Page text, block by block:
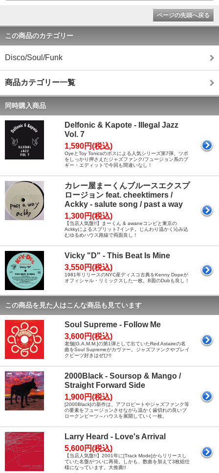
ページの先頭へ戻る
この商品のカテゴリー
Disco/Soul/Funk
商品カテゴリー一覧
同時購入商品
Delfonic & Kapote - Illegal Jazz
Vol. 7
1,590円(税込)
OyeとToy Tonicsのボスによる人気シリーズ第7弾。ツボ
をしっかり押さえたジャズファンク/フュージョン系のブ
ギー・エディットで今回も間違いなし！
カレー屋まーくんブルースエクスプ
ロージョン feat. cheektimers /
Ackky - salute song / past a way
1,300円(税込)
【当店人気盤!!】まーくん & awaneコンビと東京の
Ackkyによるスプリット7インチ。じんわり温かく沁み込
むゆるめハウス路線で両面良し！
Vicky "D" - This Beat Is Mine
3,550円(税込)
1981年リリースのNYC産ディスコ古典をKenny Dopeが
オフィシャル・リミックスした一枚。B面のDubも良し！
この商品を見た人はこんな商品も見ています
Soul Supreme - Follow Me
3,600円(税込)
老舗[G.A.M.M.]の第1弾として出ていたRed Astaireの名
曲をSoul Supremeがカヴァー。ジャズファンクやブレイ
クビーツ好きはぜひ!!
2000Black - Soursop & Mango /
Straight Forward Side
1,900円(税込)
[2000Black]の新作は、アフロビートやジャズファンク等
の要素をフュージョンさせながら温かく歯切れの良いブ
ロークンビーツ～ハウスを展開していく一枚。
Larry Heard - Love's Arrival
5,600円(税込)
【当店人気盤!!】2001年に[Track Mode]からリリースし
ていた名盤がついに再発。しかも、数曲を加えて3枚組仕
様になっています。大推薦!!